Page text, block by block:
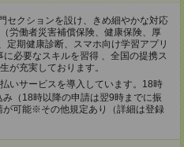
セクションを設け、きめ細やかな対応
労働者災害補償保険、健康保険、厚
定期健康診断、スマホ向け学習アプリ
必要なスキルを習得 、全国の提携ス
が充実しております。
いサービスを導入しています。18時
（18時以降の申請は翌9時までに振
可能※その他規定あり（詳細は登録